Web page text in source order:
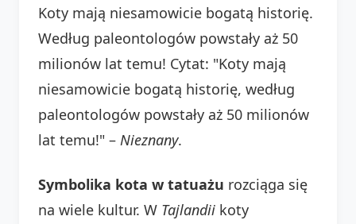
Koty mają niesamowicie bogatą historię.
Według paleontologów powstały aż 50
milionów lat temu! Cytat: "Koty mają
niesamowicie bogatą historię, według
paleontologów powstały aż 50 milionów
lat temu!" – Nieznany.
Symbolika kota w tatuażu rozciąga się
na wiele kultur. W Tajlandii koty